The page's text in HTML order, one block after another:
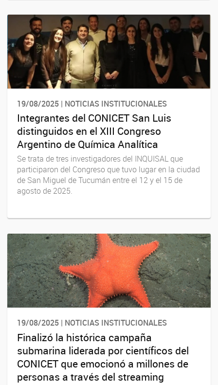
19/08/2025 | NOTICIAS INSTITUCIONALES
Integrantes del CONICET San Luis
distinguidos en el XIII Congreso
Argentino de Química Analítica
Se trata de tres investigadores del INQUISAL que
participaron del Congreso que tuvo lugar en la ciudad
de San Miguel de Tucumán entre el 12 y el 15 de
agosto de 2025.
19/08/2025 | NOTICIAS INSTITUCIONALES
Finalizó la histórica campaña
submarina liderada por científicos del
CONICET que emocionó a millones de
personas a través del streaming